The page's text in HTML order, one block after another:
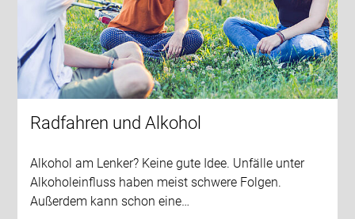
Radfahren und Alkohol
Alkohol am Lenker? Keine gute Idee. Unfälle unter
Alkoholeinfluss haben meist schwere Folgen.
Außerdem kann schon eine…